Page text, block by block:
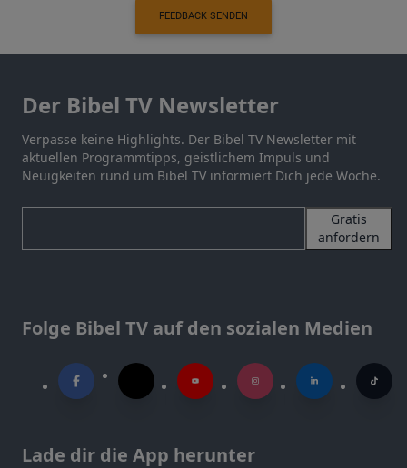
FEEDBACK SENDEN
Der Bibel TV Newsletter
Verpasse keine Highlights. Der Bibel TV Newsletter mit
aktuellen Programmtipps, geistlichem Impuls und
Neuigkeiten rund um Bibel TV informiert Dich jede Woche.
Gratis
anfordern
Folge Bibel TV auf den sozialen Medien
Lade dir die App herunter